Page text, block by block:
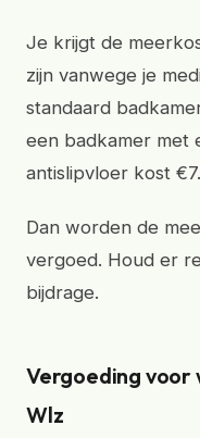
Je krijgt de
zijn vanwege je
standaard
een badkamer met
antislipvloer kost
Dan worden de
vergoed. Houd er
bijdrage.
Vergoeding voor
Wlz